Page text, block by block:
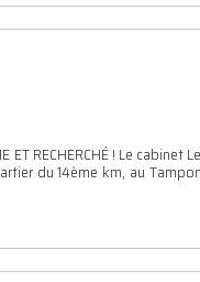
ET RECHERCHÉ ! Le
du 14ème km, au